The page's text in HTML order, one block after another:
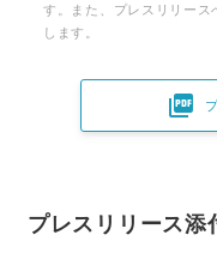
す。また、プレスリリース
します。

プレスリリース添